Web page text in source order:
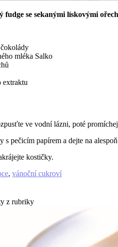
fudge se sekanými lískovými
mléka Salko
extraktu
ve vodní lázni, poté
s pečicím papírem a dejte na
kostičky.
, vánoční cukroví
z rubriky